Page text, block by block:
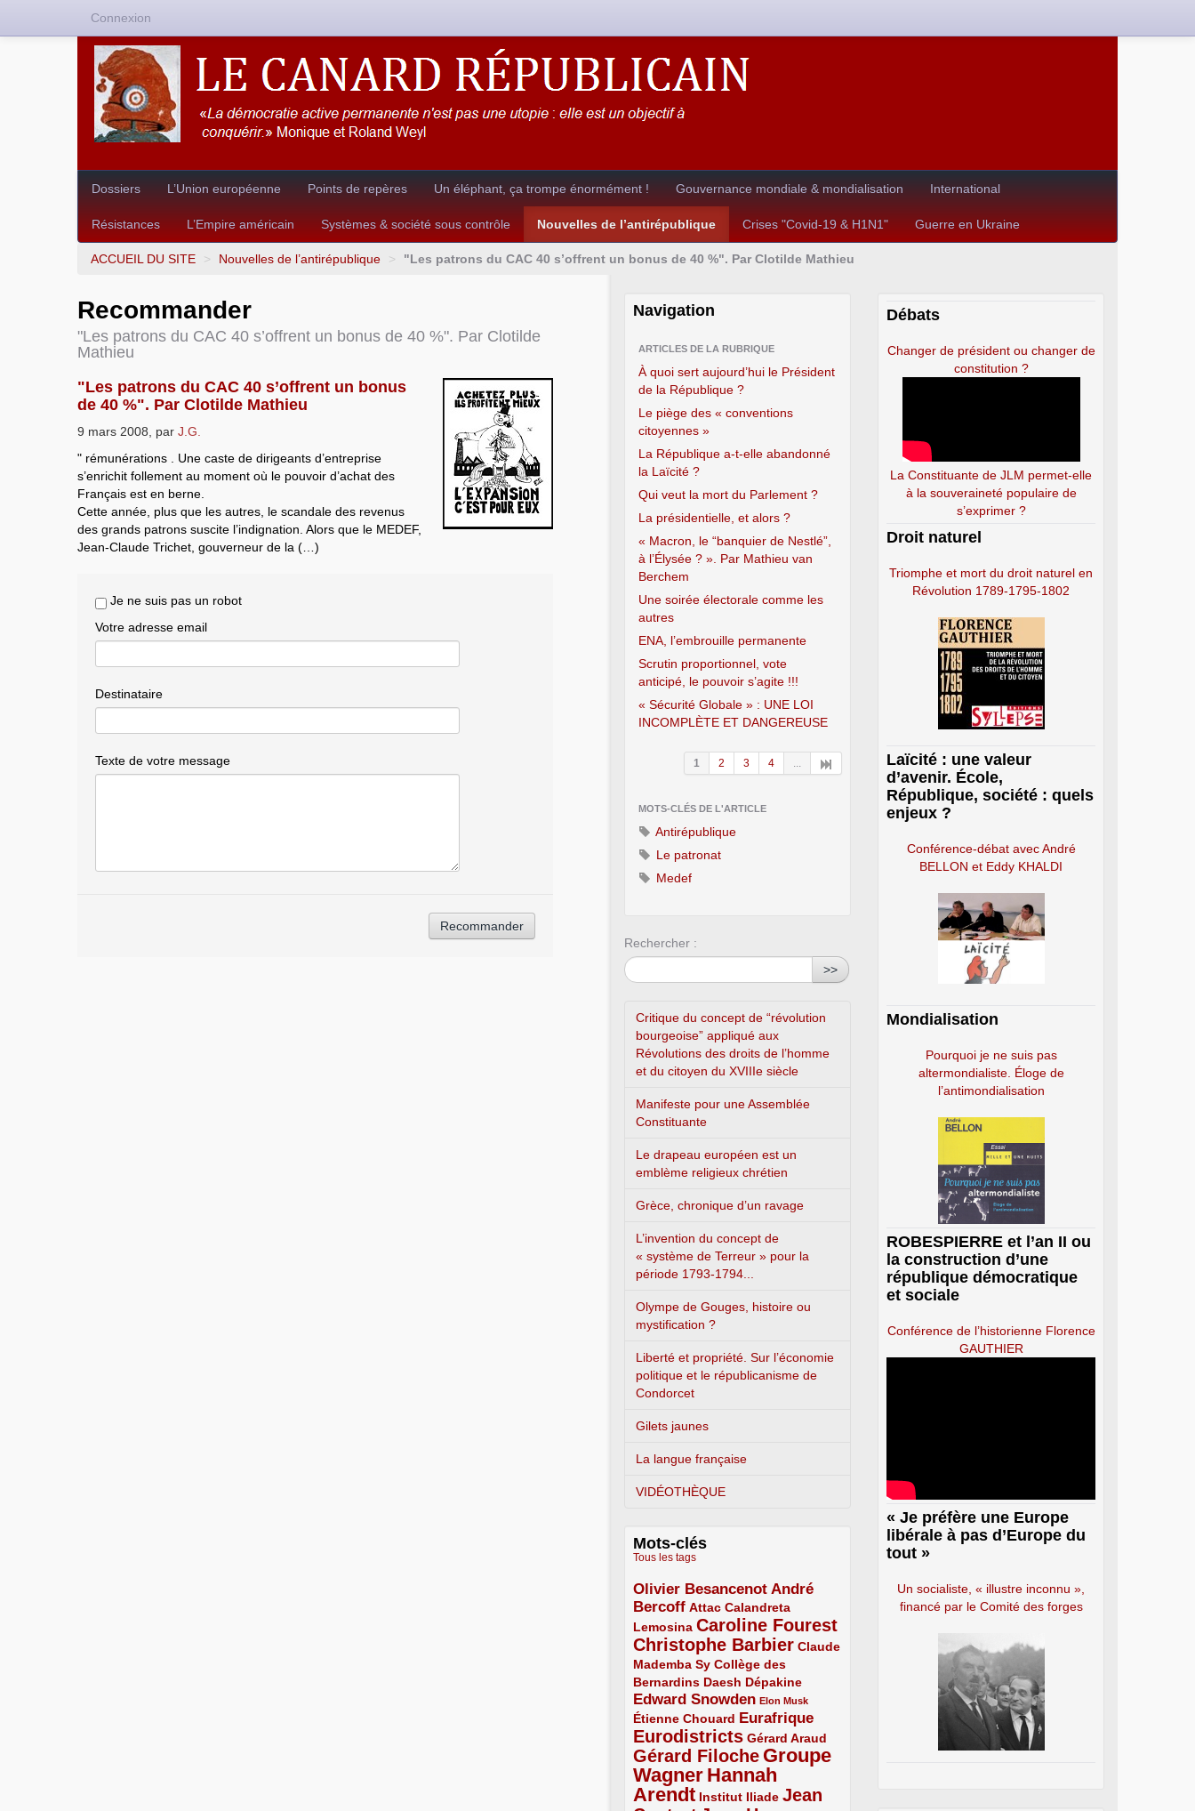
Dossiers L’Union européenne Points de repères Un éléphant, ça trompe énormément ! Gouvernance mondiale & mondialisation International
Résistances L’Empire américain Systèmes & société sous contrôle Nouvelles de l’antirépublique Crises "Covid-19 & H1N1" Guerre en Ukraine
ACCUEIL DU SITE > Nouvelles de l’antirépublique > "Les patrons du CAC 40 s’offrent un bonus de 40 %". Par Clotilde Mathieu
Recommander
"Les patrons du CAC 40 s’offrent un bonus de 40 %". Par Clotilde
Mathieu
"Les patrons du CAC 40 s’offrent un bonus
de 40 %". Par Clotilde Mathieu
9 mars 2008 par J.G.
" rémunérations . Une caste de dirigeants d’entreprise
s’enrichit follement au moment où le pouvoir d’achat des
Français est en berne.
Cette année, plus que les autres, le scandale des revenus
des grands patrons suscite l’indignation. Alors que le MEDEF,
Jean-Claude Trichet, gouverneur de la (…)
Je ne suis pas un robot
Votre adresse email
Destinataire
Texte de votre message
Navigation
ARTICLES DE LA RUBRIQUE
À quoi sert aujourd’hui le Président
de la République ?
Le piège des « conventions
citoyennes »
La République a-t-elle abandonné
la Laïcité ?
Qui veut la mort du Parlement ?
La présidentielle, et alors ?
« Macron, le “banquier de Nestlé”,
à l’Élysée ? ». Par Mathieu van
Berchem
Une soirée électorale comme les
autres
ENA, l’embrouille permanente
Scrutin proportionnel, vote
anticipé, le pouvoir s’agite !!!
« Sécurité Globale » : UNE LOI
INCOMPLÈTE ET DANGEREUSE
1 2 3 4 ...
MOTS-CLÉS DE L'ARTICLE
Antirépublique
Le patronat
Medef
Rechercher :
>>
Critique du concept de “révolution
bourgeoise” appliqué aux
Révolutions des droits de l’homme
et du citoyen du XVIIIe siècle
Manifeste pour une Assemblée
Constituante
Le drapeau européen est un
emblème religieux chrétien
Grèce, chronique d’un ravage
L’invention du concept de
« système de Terreur » pour la
période 1793-1794...
Olympe de Gouges, histoire ou
mystification ?
Liberté et propriété. Sur l’économie
politique et le républicanisme de
Condorcet
Gilets jaunes
La langue française
VIDÉOTHÈQUE
Mots-clés
Tous les tags
Olivier Besancenot
3/5
André
Bercoff
3/5 Attac
2/5
Calandreta
Lemosina
2/5 Caroline Fourest
4/5
Christophe Barbier
4/5
Claude
Mademba Sy
2/5
Collège des
Bernardins
2/5 Daesh
2/5 Dépakine
2/5
Edward Snowden
3/5 Elon Musk
1/5
Étienne Chouard
2/5 Eurafrique
3/5
Eurodistricts
4/5 Gérard Araud
2/5
Gérard Filoche
4/5
Groupe
Wagner
5/5
Hannah
Arendt
5/5 Institut Iliade
2/5
Jean
Débats
Changer de président ou changer de
constitution ?
La Constituante de JLM permet-elle
à la souveraineté populaire de
s’exprimer ?
Droit naturel
Triomphe et mort du droit naturel en
Révolution 1789-1795-1802
Laïcité : une valeur
d’avenir. École,
République, société : quels
enjeux ?
Conférence-débat avec André
BELLON et Eddy KHALDI
Mondialisation
Pourquoi je ne suis pas
altermondialiste. Éloge de
l’antimondialisation
ROBESPIERRE et l’an II ou
la construction d’une
république démocratique
et sociale
Conférence de l’historienne Florence
GAUTHIER
« Je préfère une Europe
libérale à pas d’Europe du
tout »
Un socialiste, « illustre inconnu »,
financé par le Comité des forges
Connexion